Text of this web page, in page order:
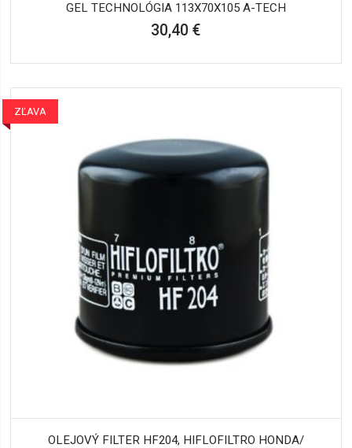
GEL TECHNOLÓGIA 113X70X105 A-TECH
30,40 €
ZĽAVA
OLEJOVÝ FILTER HF204, HIFLOFILTRO HONDA/